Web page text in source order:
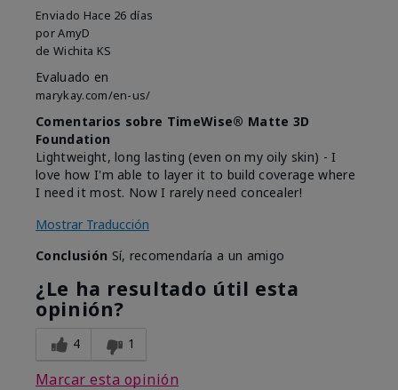
Enviado Hace 26 días
porAmyD
de Wichita KS
Evaluado en
marykay.com/en-us/
Comentarios sobre TimeWise® Matte 3D
Foundation
Lightweight, long lasting (even on my oily skin) - I
love how I'm able to layer it to build coverage where
I need it most. Now I rarely need concealer!
Mostrar Traducción
Conclusión Sí, recomendaría a un amigo
¿Le ha resultado útil esta
opinión?
4 1
Marcar esta opinión